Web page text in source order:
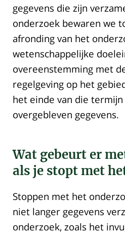
gegevens die zijn
onderzoek bewaren we
afronding van het
wetenschappelijke
overeenstemming met
regelgeving op het
het einde van die
overgebleven gegevens.
Wat gebeurt er
als je stopt met
Stoppen met het
niet langer gegevens
onderzoek, zoals het